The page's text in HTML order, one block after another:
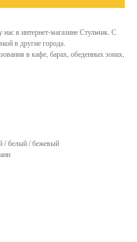
в интернет-магазине Стульчик. С
в другие города.
в кафе, барах, обеденных зонах,
/ белый / бежевый